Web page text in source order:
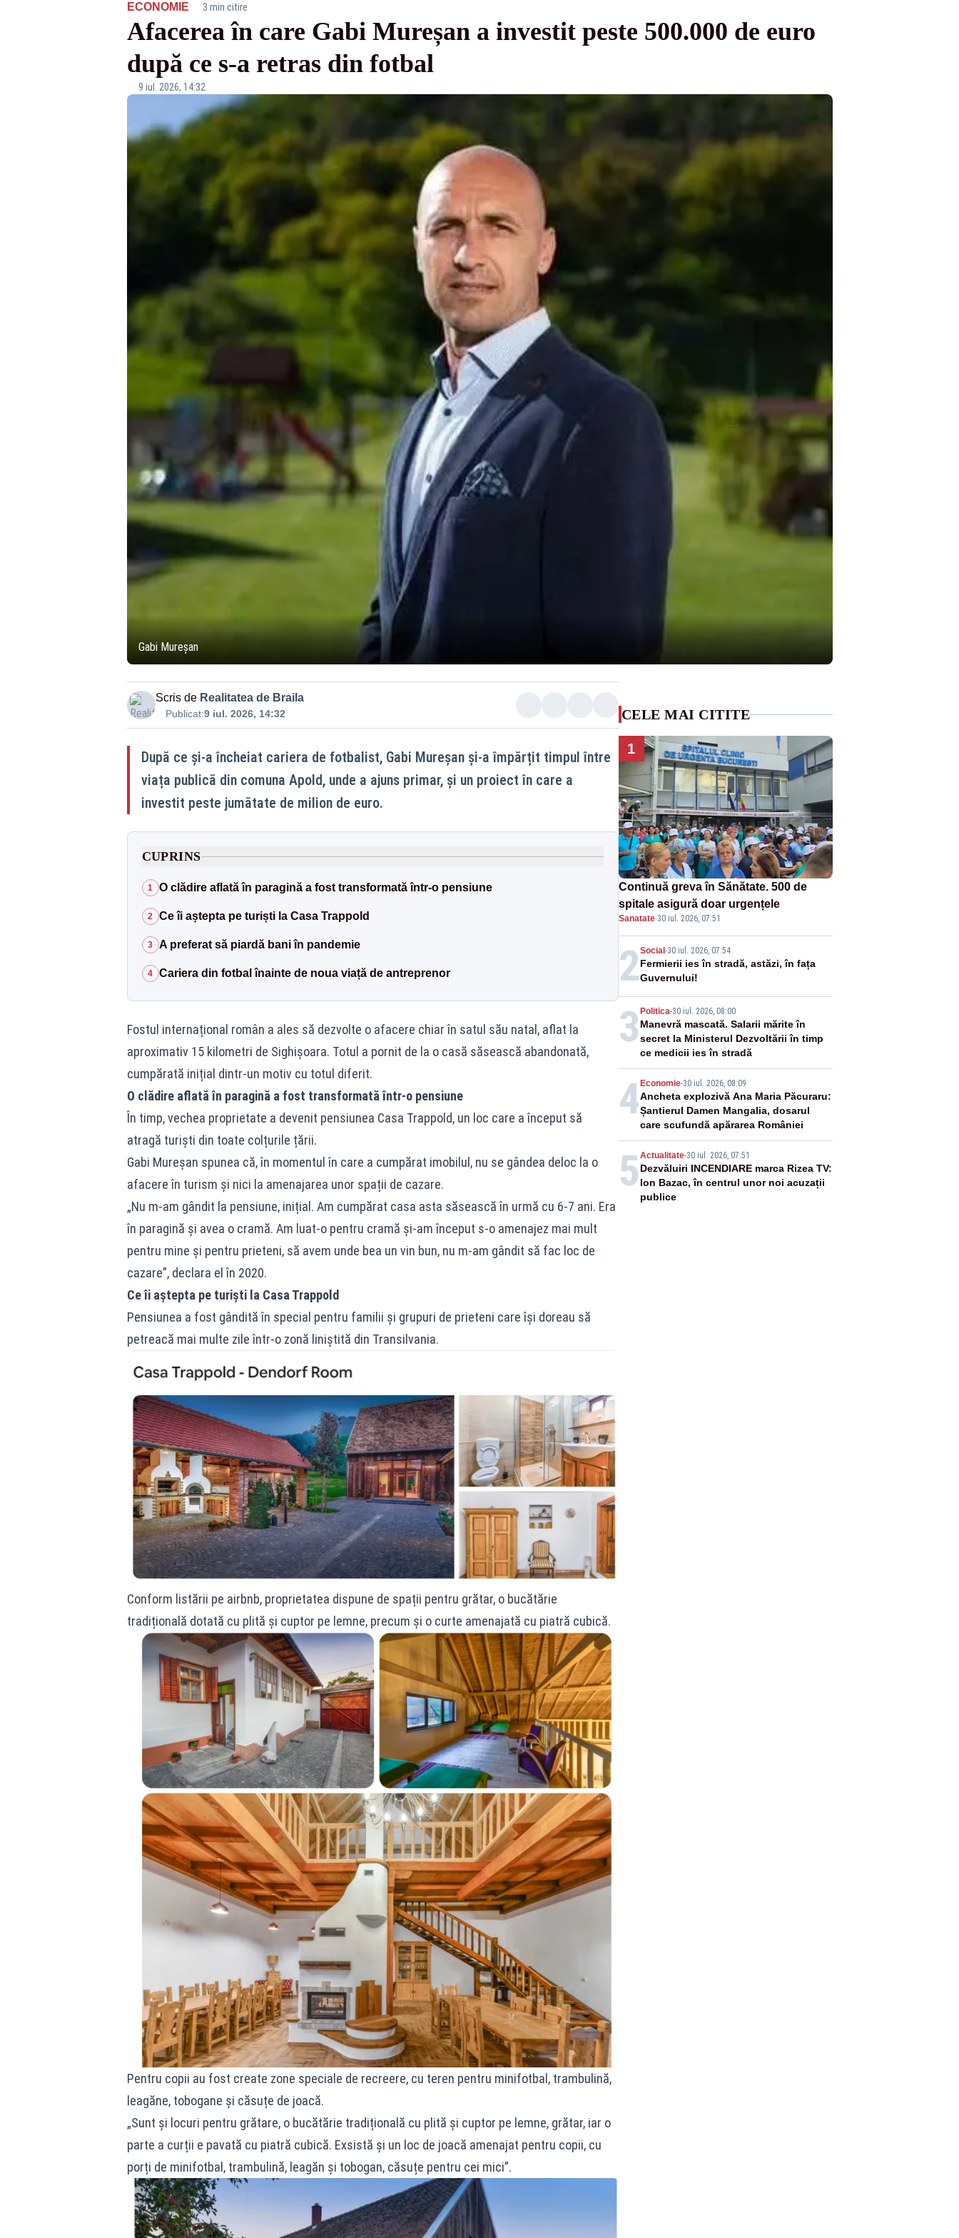
ECONOMIE· 3 min citire
Afacerea în care Gabi Mureșan a investit peste 500.000 de euro
după ce s-a retras din fotbal
9 iul. 2026, 14:32
Gabi Mureșan
Scris de Realitatea de Braila
Publicat:9 iul. 2026, 14:32
După ce și-a încheiat cariera de fotbalist, Gabi Mureșan și-a împărțit timpul între
viața publică din comuna Apold, unde a ajuns primar, și un proiect în care a
investit peste jumătate de milion de euro.
CUPRINS
1 O clădire aflată în paragină a fost transformată într-o pensiune
2 Ce îi aștepta pe turiști la Casa Trappold
3 A preferat să piardă bani în pandemie
4 Cariera din fotbal înainte de noua viață de antreprenor
Fostul internațional român a ales să dezvolte o afacere chiar în satul său natal, aflat la
aproximativ 15 kilometri de Sighișoara. Totul a pornit de la o casă săsească abandonată,
cumpărată inițial dintr-un motiv cu totul diferit.
O clădire aflată în paragină a fost transformată într-o pensiune
În timp, vechea proprietate a devenit pensiunea Casa Trappold, un loc care a început să
atragă turiști din toate colțurile țării.
Gabi Mureșan spunea că, în momentul în care a cumpărat imobilul, nu se gândea deloc la o
afacere în turism și nici la amenajarea unor spații de cazare.
„Nu m-am gândit la pensiune, inițial. Am cumpărat casa asta săsească în urmă cu 6-7 ani. Era
în paragină și avea o cramă. Am luat-o pentru cramă și-am început s-o amenajez mai mult
pentru mine și pentru prieteni, să avem unde bea un vin bun, nu m-am gândit să fac loc de
cazare”, declara el în 2020.
Ce îi aștepta pe turiști la Casa Trappold
Pensiunea a fost gândită în special pentru familii și grupuri de prieteni care își doreau să
petreacă mai multe zile într-o zonă liniștită din Transilvania.
Conform listării pe airbnb, proprietatea dispune de spații pentru grătar, o bucătărie
tradițională dotată cu plită și cuptor pe lemne, precum și o curte amenajată cu piatră cubică.
Pentru copii au fost create zone speciale de recreere, cu teren pentru minifotbal, trambulină,
leagăne, tobogane și căsuțe de joacă.
„Sunt și locuri pentru grătare, o bucătărie tradițională cu plită și cuptor pe lemne, grătar, iar o
parte a curții e pavată cu piatră cubică. Exsistă și un loc de joacă amenajat pentru copii, cu
porți de minifotbal, trambulină, leagăn și tobogan, căsuțe pentru cei mici”.
CELE MAI CITITE
1
Continuă greva în Sănătate. 500 de
spitale asigură doar urgențele
Sanatate·30 iul. 2026, 07:51
2Social -30 iul. 2026, 07:54
Fermierii ies în stradă, astăzi, în fața
Guvernului!
3 Politica-30 iul. 2026, 08:00
Manevră mascată. Salarii mărite în
secret la Ministerul Dezvoltării în timp
ce medicii ies în stradă
4 Economie-30 iul. 2026, 08:09
Ancheta explozivă Ana Maria Păcuraru:
Șantierul Damen Mangalia, dosarul
care scufundă apărarea României
5 Actualitate-30 iul. 2026, 07:51
Dezvăluiri INCENDIARE marca Rizea TV:
Ion Bazac, în centrul unor noi acuzații
publice